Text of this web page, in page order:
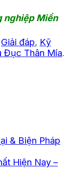
nghiệp Miền
Giải đáp, Kỹ
Đục Thân Mía.
& Biện Pháp
Hiện Nay –